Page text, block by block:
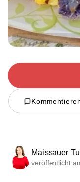
Kommentieren
Maissauer
veröffentlicht